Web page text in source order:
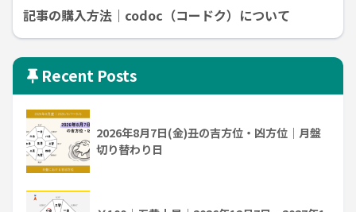
記事の購入方法｜codoc（コードク）について
Recent Posts
2026年8月7日(金)丑の吉方位・凶方位｜月盤
切り替わり日